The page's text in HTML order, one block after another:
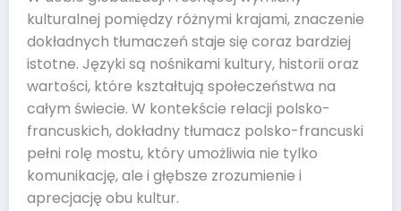
kulturalnej pomiędzy różnymi krajami, znaczenie
dokładnych tłumaczeń staje się coraz bardziej
istotne. Języki są nośnikami kultury, historii oraz
wartości, które kształtują społeczeństwa na
całym świecie. W kontekście relacji polsko-
francuskich, dokładny tłumacz polsko-francuski
pełni rolę mostu, który umożliwia nie tylko
komunikację, ale i głębsze zrozumienie i
aprecjację obu kultur.